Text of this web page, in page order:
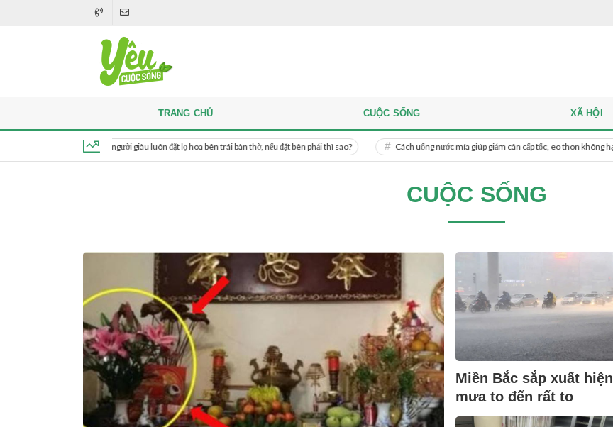
Khi thắp hương, người giàu luôn đặt lọ hoa bên trái bàn thờ, nếu đặt bên phải thì sao? Cách uống nước mía giúp giảm cân cấp tốc, eo thon không hại sức khỏe
TRANG CHỦ CUỘC SỐNG XÃ HỘI
CUỘC SỐNG
Miền Bắc sắp xuất hiện
mưa to đến rất to